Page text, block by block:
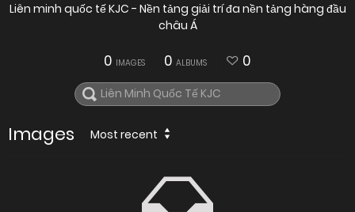
Liên minh quốc tế KJC - Nền tảng giải trí đa nền tảng hàng đầu
châu Á
0 IMAGES 0 ALBUMS 0
Images Most recent